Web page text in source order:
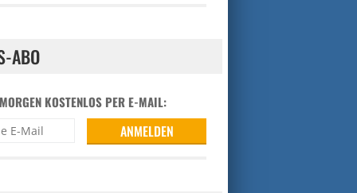
ABO
KOSTENLOS PER E-MAIL: